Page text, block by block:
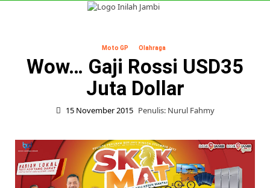
Moto GP Olahraga
Wow… Gaji Rossi USD35
Juta Dollar
15 November 2015 Penulis: Nurul Fahmy